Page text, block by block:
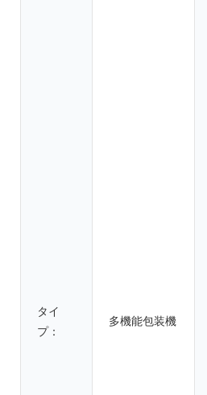
タイ
プ：
多機能包装機